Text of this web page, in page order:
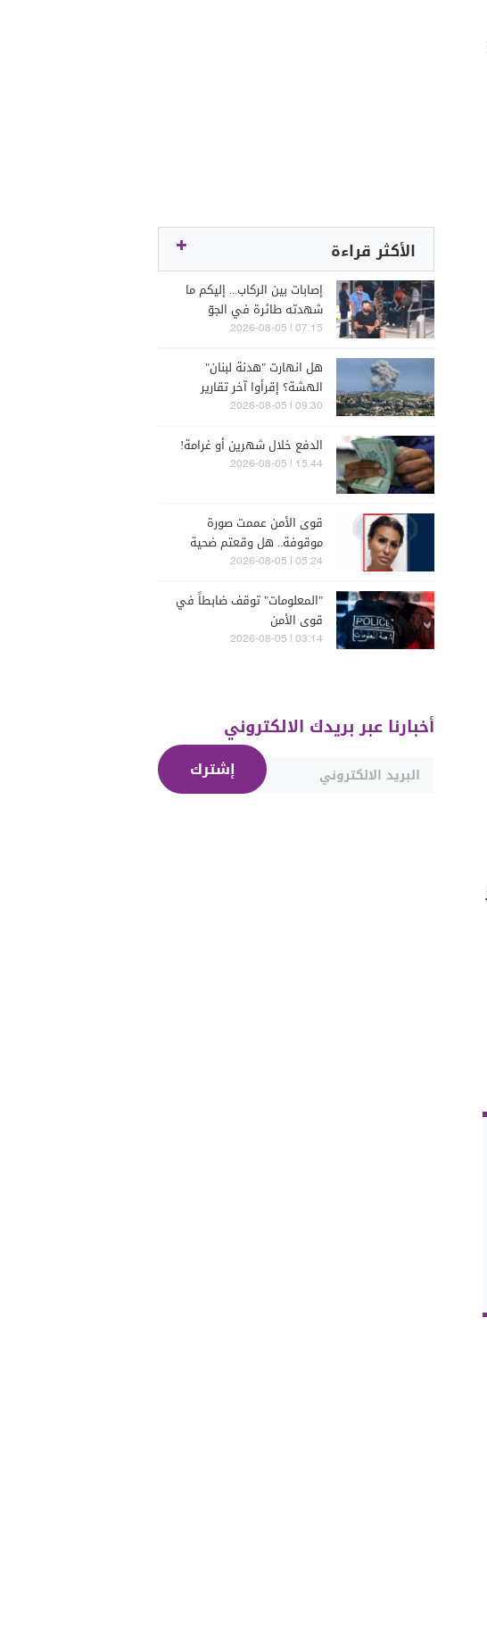
الأكثر قراءة
إصابات بين الركاب... إليكم ما
شهدته طائرة في الجوّ
07:15 | 2026-08-05
هل انهارت "هدنة لبنان"
الهشة؟ إقرأوا آخر تقارير
إسرائيلية
09:30 | 2026-08-05
الدفع خلال شهرين أو غرامة!
15:44 | 2026-08-05
قوى الأمن عممت صورة
موقوفة.. هل وقعتم ضحية
أعمالها؟
05:24 | 2026-08-05
"المعلومات" توقف ضابطاً في
قوى الأمن
03:14 | 2026-08-05
أخبارنا عبر بريدك الالكتروني
إشترك